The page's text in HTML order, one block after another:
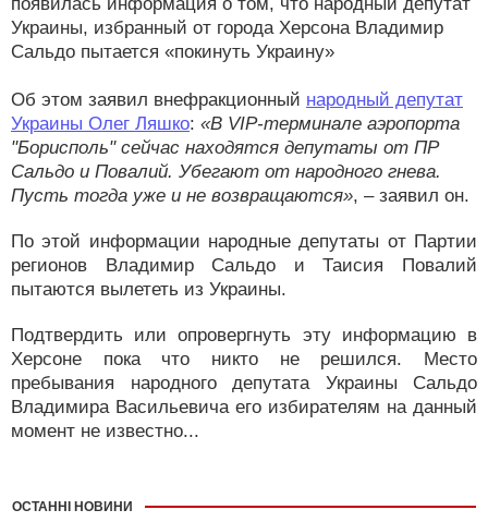
Украины, избранный от города Херсона Владимир
Сальдо пытается «покинуть Украину»
Об этом заявил внефракционный народный депутат
Украины Олег Ляшко: «В VIP-терминале аэропорта
"Борисполь" сейчас находятся депутаты от ПР
Сальдо и Повалий. Убегают от народного гнева.
Пусть тогда уже и не возвращаются», – заявил он.
По этой информации народные депутаты от Партии
регионов Владимир Сальдо и Таисия Повалий
пытаются вылететь из Украины.
Подтвердить или опровергнуть эту информацию в
Херсоне пока что никто не решился. Место
пребывания народного депутата Украины Сальдо
Владимира Васильевича его избирателям на данный
момент не известно...
ОСТАННІ НОВИНИ